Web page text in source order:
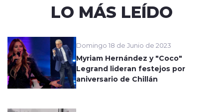
LO MÁS LEÍDO
Domingo 18 de Junio de 2023
Myriam Hernández y "Coco"
Legrand lideran festejos por
aniversario de Chillán